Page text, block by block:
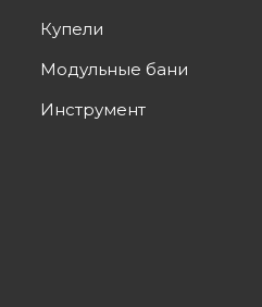
Купели
Модульные бани
Инструмент